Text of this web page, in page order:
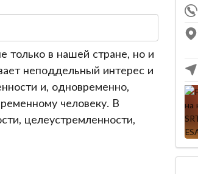
только в нашей стране, но и
неподдельный интерес и
и, одновременно,
человеку. В
целеустремленности,